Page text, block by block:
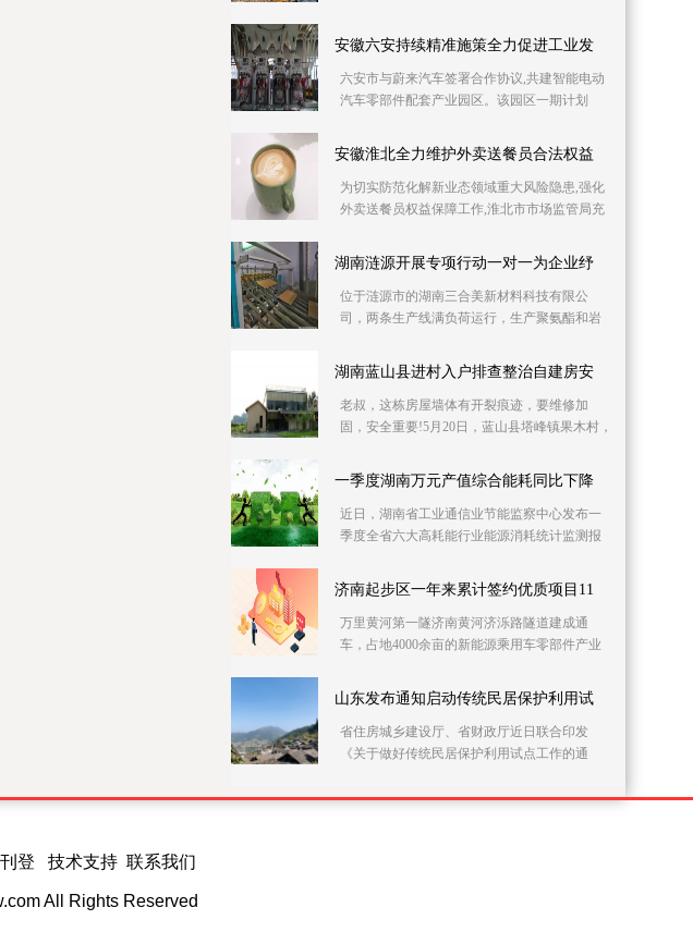
持续加
安徽六安持续精准施策全力促进工业发
六安市与蔚来汽车签署合作协议,共建智能电动
汽车零部件配套产业园区。该园区一期计划
压铸产能,
安徽淮北全力维护外卖送餐员合法权益
为切实防范化解新业态领域重大风险隐患,强化
外卖送餐员权益保障工作,淮北市市场监管局充
益。淮北
湖南涟源开展专项行动一对一为企业纾
位于涟源市的湖南三合美新材料科技有限公
司，两条生产线满负荷运行，生产聚氨酯和岩
两条生产线，
湖南蓝山县进村入户排查整治自建房安
老叔，这栋房屋墙体有开裂痕迹，要维修加
固，安全重要!5月20日，蓝山县塔峰镇果木村，
治。连日来
一季度湖南万元产值综合能耗同比下降
近日，湖南省工业通信业节能监察中心发布一
季度全省六大高耗能行业能源消耗统计监测报
业的万元
济南起步区一年来累计签约优质项目11
万里黄河第一隧济南黄河济泺路隧道建成通
车，占地4000余亩的新能源乘用车零部件产业
方案获批复一
山东发布通知启动传统民居保护利用试
省住房城乡建设厅、省财政厅近日联合印发
《关于做好传统民居保护利用试点工作的通
工作。此次试点
登 技术支持 联系我们
All Rights Reserved